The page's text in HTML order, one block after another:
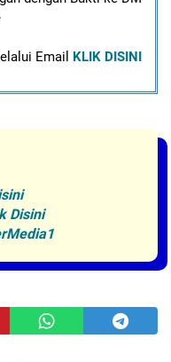
Email KLIK DISINI
Disini